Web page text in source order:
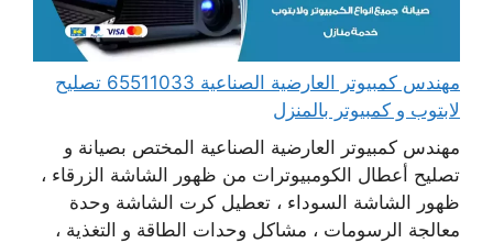
مهندس كمبيوتر العارضية الصناعية 65511033 تصليح
لابتوب و كمبيوتر بالمنزل
مهندس كمبيوتر العارضية الصناعية المختص بصيانة و
تصليح أعطال الكومبيوترات من ظهور الشاشة الزرقاء ،
ظهور الشاشة السوداء ، تعطيل كرت الشاشة وحدة
معالجة الرسومات ، مشاكل وحدات الطاقة و التغذية ،